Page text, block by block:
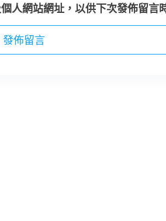
人網站網址，以供下次發佈留言